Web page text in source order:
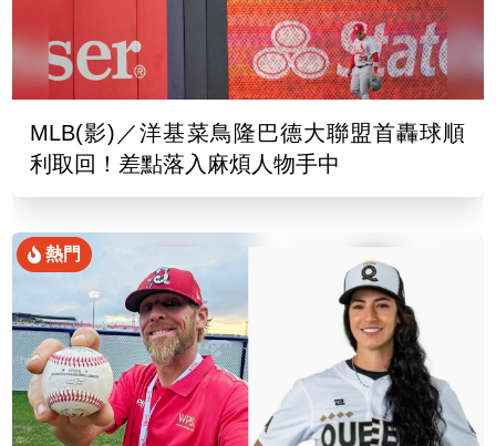
MLB(影)／洋基菜鳥隆巴德大聯盟首轟球順
利取回！差點落入麻煩人物手中
熱門